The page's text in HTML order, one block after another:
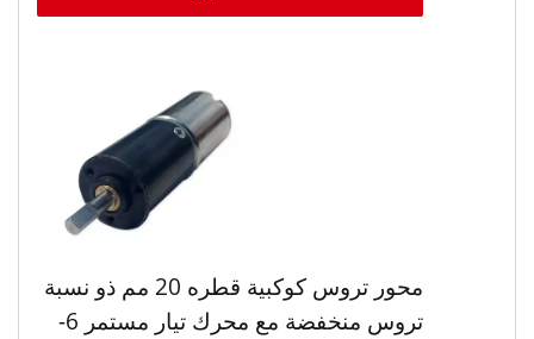
محور تروس كوكبية قطره 20 مم ذو نسبة
تروس منخفضة مع محرك تيار مستمر 6-